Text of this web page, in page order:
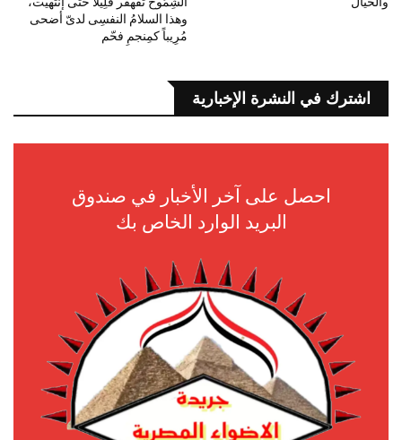
وهذا السلامُ النفسِى لدىّ أضحى
مُرِيباً كمِنجمِ فحّم
اشترك في النشرة الإخبارية
احصل على آخر الأخبار في صندوق
البريد الوارد الخاص بك